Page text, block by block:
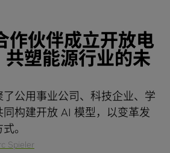
作伙伴成立开放电
塑能源行业的未
公用事业公司、科技企业、学
构建开放 AI 模型，以变革发
。
Spieler